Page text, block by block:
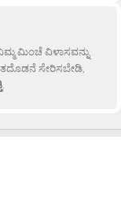
ಮಿಂಚೆ ವಿಳಾಸವನ್ನು
ಸೇರಿಸಬೇಡಿ,
.